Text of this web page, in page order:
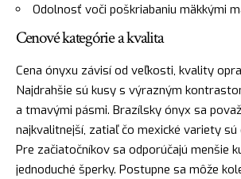
Odolnosť voči poškriabaniu mäkkými
Cenové kategórie a kvalita
Cena ónyxu závisí od veľkosti, kvality
Najdrahšie sú kusy s výrazným
a tmavými pásmi. Brazílsky ónyx sa
najkvalitnejší, zatiaľ čo mexické variety sú
Pre začiatočníkov sa odporúčajú menšie
jednoduché šperky. Postupne sa môže